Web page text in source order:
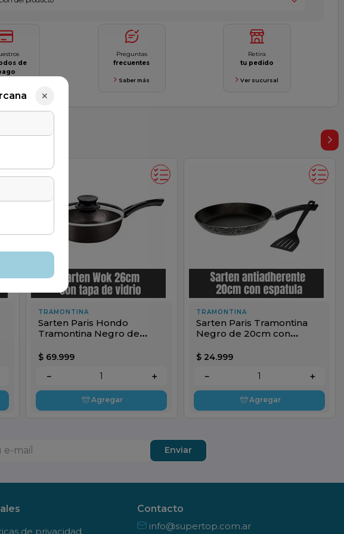
✕
de
Preguntas
frecuentes
Saber más
Retira
tu pedido
Ver sucursal
TRAMONTINA
Sarten Paris Hondo
Tramontina Negro de
$ 69.999
＋
－
Agregar
TRAMONTINA
Sarten Paris Tramontina
Negro de 20cm con
$ 24.999
＋
－
Agregar
Enviar
de privacidad
Contacto
info@supertop.com.ar